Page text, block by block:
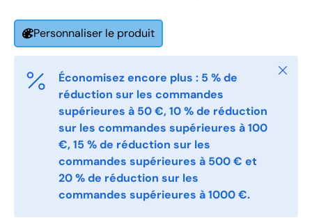
Phone
Postal Code *
Quantity
Personnaliser le produit
Économisez encore plus : 5 % de
réduction sur les commandes
supérieures à 50 €, 10 % de réduction
sur les commandes supérieures à 100
€, 15 % de réduction sur les
commandes supérieures à 500 € et
20 % de réduction sur les
commandes supérieures à 1000 €.
Fermer